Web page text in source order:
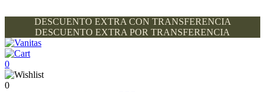
DESCUENTO EXTRA CON TRANSFERENCIA
DESCUENTO EXTRA POR TRANSFERENCIA
0
0